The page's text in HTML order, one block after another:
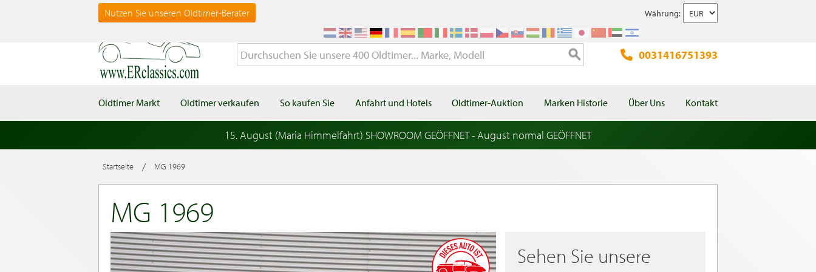
Nutzen Sie unseren Oldtimer-Berater Währung:
0031416751393
Oldtimer Markt Oldtimer verkaufen So kaufen Sie Anfahrt und Hotels Oldtimer-Auktion Marken Historie Über Uns Kontakt
15. August (Maria Himmelfahrt) SHOWROOM GEÖFFNET - August normal GEÖFFNET
Startseite / MG 1969
MG 1969
Sehen Sie unsere